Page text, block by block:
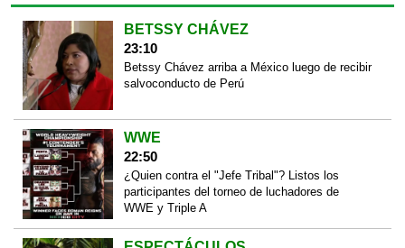
BETSSY CHÁVEZ
23:10
Betssy Chávez arriba a México luego de recibir
salvoconducto de Perú
WWE
22:50
¿Quien contra el "Jefe Tribal"? Listos los
participantes del torneo de luchadores de
WWE y Triple A